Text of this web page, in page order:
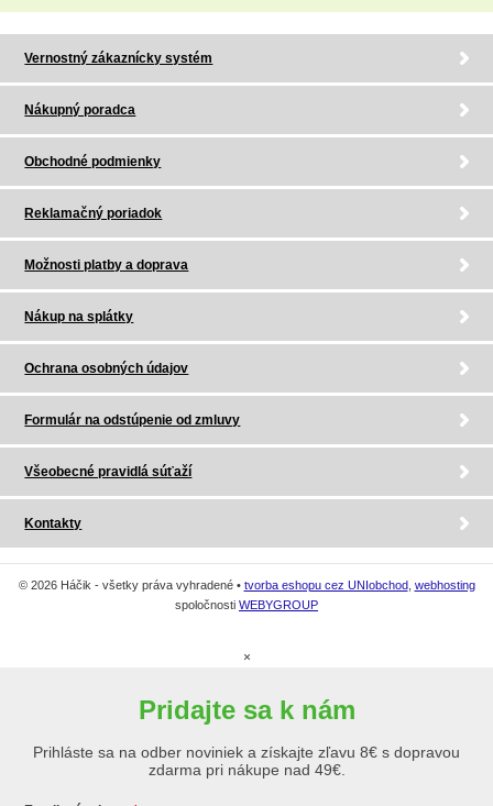
Vernostný zákaznícky systém
Nákupný poradca
Obchodné podmienky
Reklamačný poriadok
Možnosti platby a doprava
Nákup na splátky
Ochrana osobných údajov
Formulár na odstúpenie od zmluvy
Všeobecné pravidlá súťaží
Kontakty
© 2026 Háčik - všetky práva vyhradené • tvorba eshopu cez UNIobchod, webhosting
spoločnosti WEBYGROUP
×
Pridajte sa k nám
Prihláste sa na odber noviniek a získajte zľavu 8€ s dopravou
zdarma pri nákupe nad 49€.